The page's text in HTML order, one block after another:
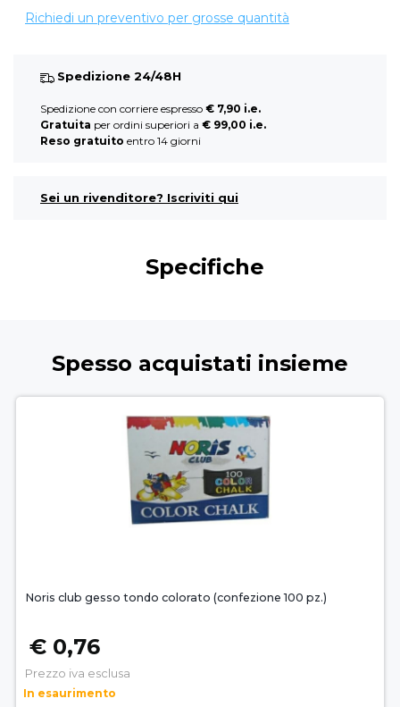
Richiedi un preventivo per grosse quantità
Spedizione 24/48H
Spedizione con corriere espresso € 7,90 i.e.
Gratuita per ordini superiori a € 99,00 i.e.
Reso gratuito entro 14 giorni
Sei un rivenditore? Iscriviti qui
Specifiche
Spesso acquistati insieme
Noris club gesso tondo colorato (confezione 100 pz.)
€ 0,76
Prezzo iva esclusa
In esaurimento